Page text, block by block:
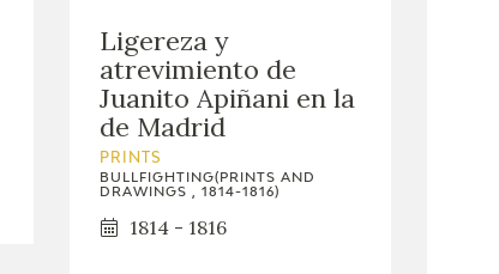
Ligereza y
atrevimiento de
Juanito Apiñani en la
de Madrid
PRINTS
BULLFIGHTING(PRINTS AND
DRAWINGS , 1814-1816)
1814 - 1816